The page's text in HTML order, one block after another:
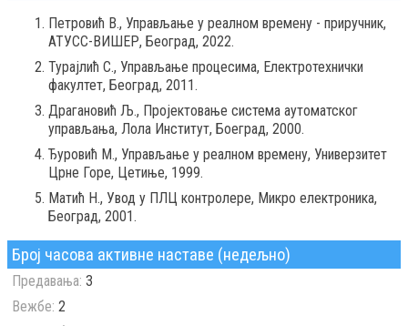
Петровић В., Управљање у реалном времену - приручник,
АТУСС-ВИШЕР, Београд, 2022.
Турајлић С., Управљање процесима, Електротехнички
факултет, Београд, 2011.
Драгановић Љ., Пројектовање система аутоматског
управљања, Лола Институт, Боеград, 2000.
Ђуровић М., Управљање у реалном времену, Универзитет
Црне Горе, Цетиње, 1999.
Матић Н., Увод у ПЛЦ контролере, Микро електроника,
Београд, 2001.
Број часова активне наставе (недељно)
Предавања: 3
Вежбе: 2